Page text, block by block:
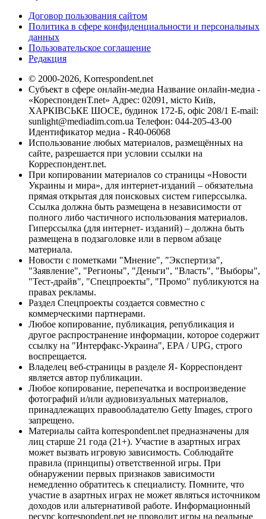
Договор пользования сайтом
Политика в сфере конфиденциальности и персональных
данных
Пользовательское соглашение
Редакция
© 2000-2026, Korrespondent.net
Субъект в сфере онлайн-медиа Название онлайн-медиа -
«КореспонденТ.net» Адрес: 02091, місто Київ,
ХАРКІВСЬКЕ ШОСЕ, будинок 172-Б, офіс 208/1 E-mail:
sunlight@mediadim.com.ua Телефон: 044-205-43-00
Идентификатор медиа - R40-06068
Использование любых материалов, размещённых на
сайте, разрешается при условии ссылки на
Корреспондент.net.
При копировании материалов со страницы «Новости
Украины и мира», для интернет-изданий – обязательна
прямая открытая для поисковых систем гиперссылка.
Ссылка должна быть размещена в независимости от
полного либо частичного использования материалов.
Гиперссылка (для интернет- изданий) – должна быть
размещена в подзаголовке или в первом абзаце
материала.
Новости с пометками "Мнение", "Экспертиза",
"Заявление", "Регионы", "Деньги", "Власть", "Выборы",
"Тест-драйв", "Спецпроекты", "Промо" публикуются на
правах рекламы.
Раздел Спецпроекты создается совместно с
коммерческими партнерами.
Любое копирование, публикация, републикация и
другое распространение информации, которое содержит
ссылку на "Интерфакс-Украина", EPA / UPG, строго
воспрещается.
Владелец веб-страницы в разделе Я- Корреспондент
является автор публикации.
Любое копирование, перепечатка и воспроизведение
фотографий и/или аудиовизуальных материалов,
принадлежащих правообладателю Getty Images, строго
запрещено.
Материалы сайта korrespondent.net предназначены для
лиц старше 21 года (21+). Участие в азартных играх
может вызвать игровую зависимость. Соблюдайте
правила (принципы) ответственной игры. При
обнаружении первых признаков зависимости
немедленно обратитесь к специалисту. Помните, что
участие в азартных играх не может являться источником
доходов или альтернативой работе. Информационный
ресурс korrespondent.net не проводит игры на реальные